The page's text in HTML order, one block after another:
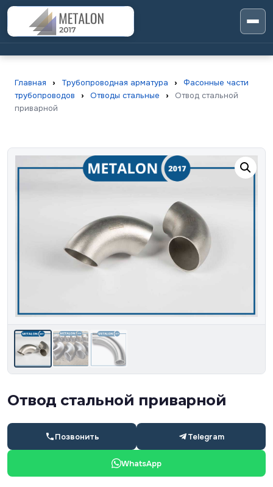
Главная › Трубопроводная арматура ›
Фасонные части
трубопроводов
› Отводы стальные ›
Отвод стальной
приварной
Отвод стальной приварной
Позвонить Telegram
WhatsApp